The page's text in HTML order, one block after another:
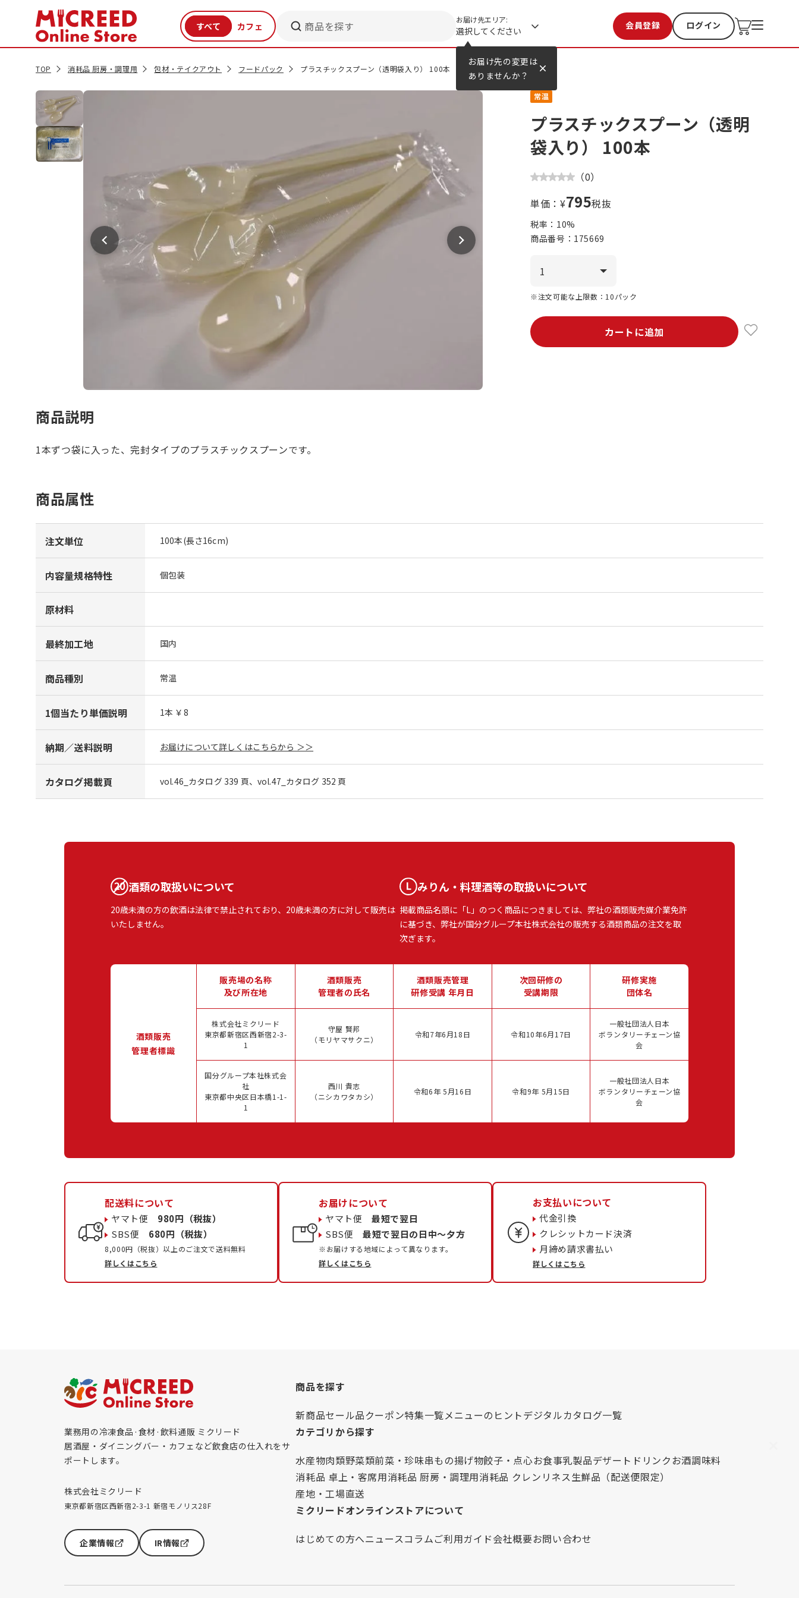
お届け先の変更は
ありませんか？
商品を探す お届け先エリア:
選択してください 会員登録 ログイン
お気に入り 過去購入
TOP 消耗品 厨房・調理用 包材・テイクアウト フードパック プラスチックスプーン（透明袋入り） 100本
常温
プラスチックスプーン（透明
袋入り） 100本
（0）
単価：¥795税抜
税率： 10%
商品番号： 175669
※注文可能な上限数：10パック
カートに追加
商品説明
1本ずつ袋に入った、完封タイプのプラスチックスプーンです。
商品属性
注文単位 100本(長さ16cm)
内容量規格特性 個包装
原材料
最終加工地 国内
商品種別 常温
1個当たり単価説明 1本 ￥8
納期／送料説明 お届けについて詳しくはこちらから ＞＞
カタログ掲載頁 vol.46_カタログ 339 頁、vol.47_カタログ 352 頁
酒類の取扱いについて
20歳未満の方の飲酒は法律で禁止されており、20歳未満の方に対して販売は
いたしません。
みりん・料理酒等の取扱いについて
掲載商品名頭に「L」のつく商品につきましては、弊社の酒類販売媒介業免許
に基づき、弊社が国分グループ本社株式会社の販売する酒類商品の注文を取
次ぎます。
酒類販売
管理者標識
販売場の名称
及び所在地
酒類販売
管理者の氏名
酒類販売管理
研修受講 年月日
次回研修の
受講期限
研修実施
団体名
株式会社ミクリード
東京都新宿区西新宿2-3-
1
守屋 賢邦
（モリヤマサクニ）
令和7年6月18日 令和10年6月17日
一般社団法人日本
ボランタリーチェーン協
会
国分グループ本社株式会
社
東京都中央区日本橋1-1-
1
西川 貴志
（ニシカワタカシ）
令和6年 5月16日 令和9年 5月15日
一般社団法人日本
ボランタリーチェーン協
会
配送料について
ヤマト便 980円（税抜）
SBS便 680円（税抜）
8,000円（税抜）以上のご注文で送料無料
詳しくはこちら
お届けについて
ヤマト便最短で翌日
SBS便最短で翌日の日中〜夕方
※お届けする地域によって異なります。
詳しくはこちら
お支払いについて
代金引換
クレシットカード決済
月締め請求書払い
詳しくはこちら
業務用の冷凍食品·食材·飲料通販 ミクリード
居酒屋・ダイニングバー・カフェなど飲食店の仕入れをサ
ポートします。
株式会社ミクリード
東京都新宿区西新宿2-3-1 新宿モノリス28F
企業情報 IR情報
商品を探す
新商品セール品クーポン特集一覧メニューのヒントデジタルカタログ一覧
カテゴリから探す
水産物肉類野菜類前菜・珍味串もの揚げ物餃子・点心お食事乳製品デザート ドリンクお酒調味料
消耗品 卓上・客席用消耗品 厨房・調理用消耗品 クレンリネス生鮮品（配送便限定）
産地・工場直送
ミクリードオンラインストアについて
はじめての方へニュースコラムご利用ガイド会社概要お問い合わせ